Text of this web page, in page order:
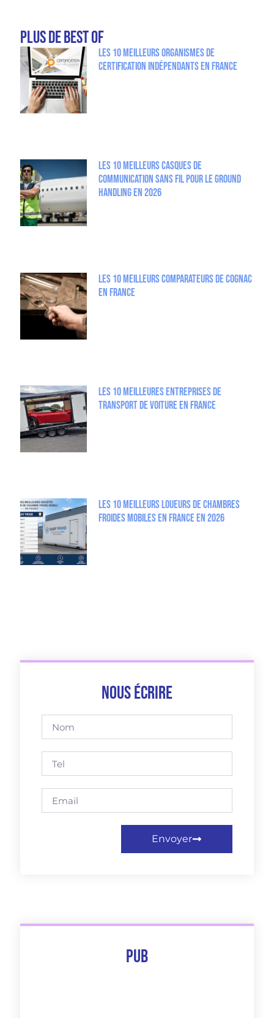
plus de Best Of
Les 10 meilleurs organismes de
certification indépendants en France
Les 10 meilleurs casques de
communication sans fil pour le Ground
Handling en 2026
Les 10 meilleurs comparateurs de Cognac
en France
Les 10 Meilleures entreprises de
Transport de Voiture en France
Les 10 meilleurs loueurs de chambres
froides mobiles en France en 2026
Nous écrire
Envoyer
Pub